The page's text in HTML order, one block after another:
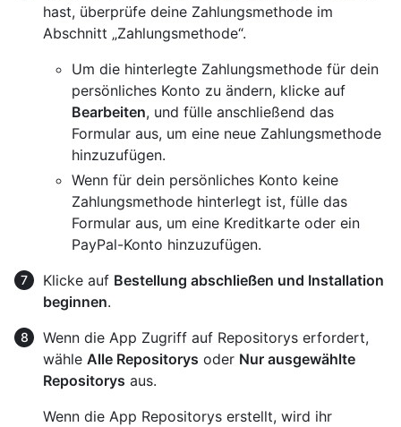
hast, überprüfe deine Zahlungsmethode im
Abschnitt „Zahlungsmethode“.
Um die hinterlegte Zahlungsmethode für dein
persönliches Konto zu ändern, klicke auf
Bearbeiten, und fülle anschließend das
Formular aus, um eine neue Zahlungsmethode
hinzuzufügen.
Wenn für dein persönliches Konto keine
Zahlungsmethode hinterlegt ist, fülle das
Formular aus, um eine Kreditkarte oder ein
PayPal-Konto hinzuzufügen.
Klicke auf Bestellung abschließen und Installation
beginnen.
Wenn die App Zugriff auf Repositorys erfordert,
wähle Alle Repositorys oder Nur ausgewählte
Repositorys aus.
Wenn die App Repositorys erstellt, wird ihr